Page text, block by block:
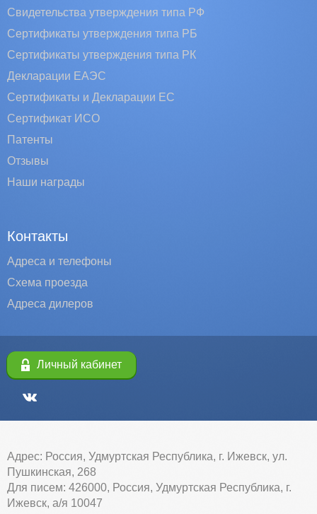
Свидетельства утверждения типа РФ
Сертификаты утверждения типа РБ
Сертификаты утверждения типа РК
Декларации ЕАЭС
Сертификаты и Декларации EC
Сертификат ИСО
Патенты
Отзывы
Наши награды
Контакты
Адреса и телефоны
Схема проезда
Адреса дилеров
Личный кабинет
Адрес: Россия, Удмуртская Республика, г. Ижевск, ул.
Пушкинская, 268
Для писем: 426000, Россия, Удмуртская Республика, г.
Ижевск, а/я 10047